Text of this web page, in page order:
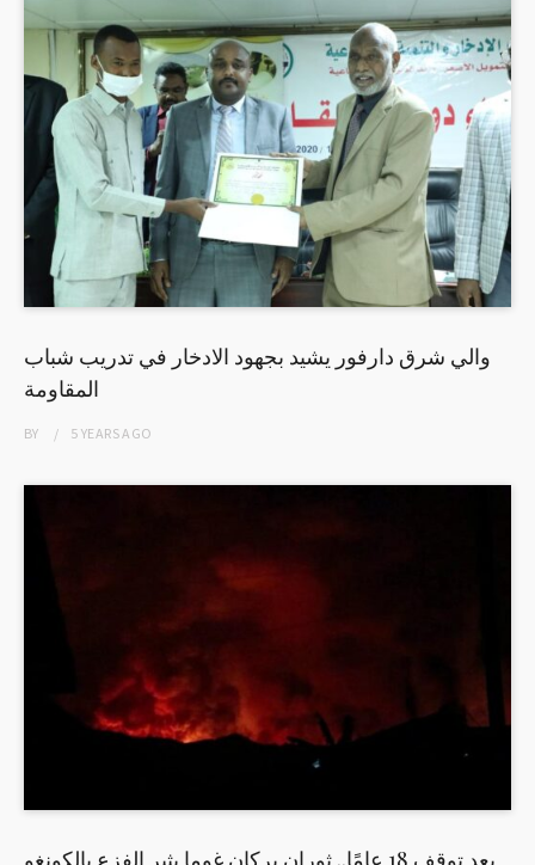
والي شرق دارفور يشيد بجهود الادخار في تدريب شباب
المقاومة
BY 5 YEARSAGO